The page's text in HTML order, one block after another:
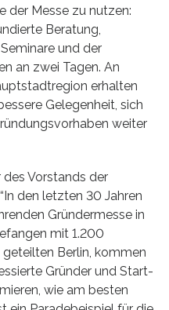
der Messe zu nutzen:
Beratung,
und der
an zwei Tagen. An
erhalten
Gelegenheit, sich
weiter
Vorstands der
den letzten 30 Jahren
Gründermesse in
mit 1.200
Berlin, kommen
Gründer und Start-
wie am besten